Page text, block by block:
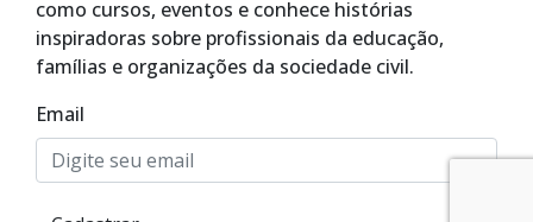
Alto Contraste
Termos de Uso e Política de
Privacidade
como cursos, eventos e conhece histórias
inspiradoras sobre profissionais da educação,
famílias e organizações da sociedade civil.
Email